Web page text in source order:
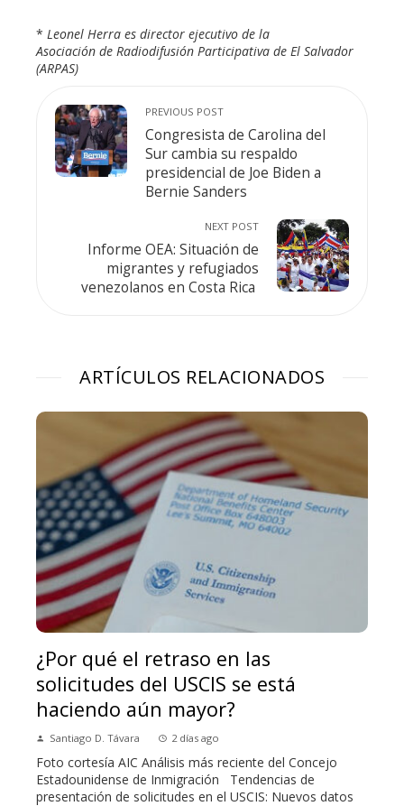
* Leonel Herra es director ejecutivo de la
Asociación de Radiodifusión Participativa de El Salvador
(ARPAS)
PREVIOUS POST
Congresista de Carolina del
Sur cambia su respaldo
presidencial de Joe Biden a
Bernie Sanders
NEXT POST
Informe OEA: Situación de
migrantes y refugiados
venezolanos en Costa Rica
ARTÍCULOS RELACIONADOS
¿Por qué el retraso en las
solicitudes del USCIS se está
haciendo aún mayor?
Santiago D. Távara 2 días ago
Foto cortesía AIC Análisis más reciente del Concejo
Estadounidense de Inmigración Tendencias de
presentación de solicitudes en el USCIS: Nuevos datos